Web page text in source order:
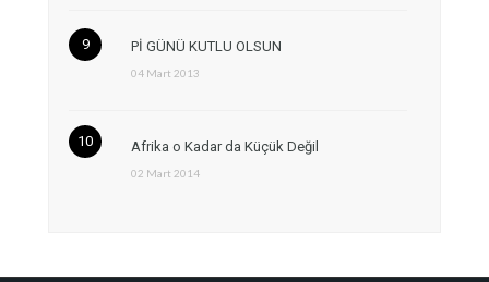
Pİ GÜNÜ KUTLU OLSUN
04 Mart 2013
Afrika o Kadar da Küçük Değil
02 Mart 2014